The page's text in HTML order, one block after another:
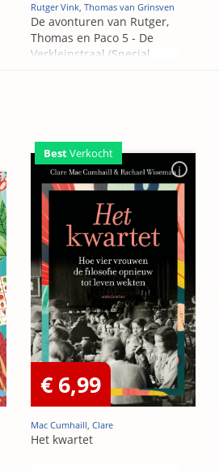
Rutger Vink, Thomas van Grinsven
De avonturen van Rutger,
Thomas en Paco 5 - De
Verkleinstraal (Special
BestVerkocht
€ 6,99
Mac Cumhaill, Clare
Het kwartet